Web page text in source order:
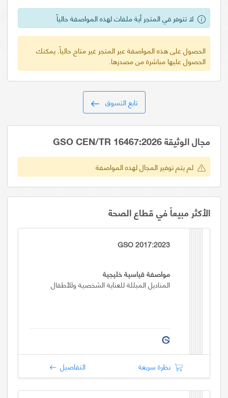
لا تتوفر في المتجر أية ملفات لهذه المواصفة حالياً
الحصول على هذه المواصفة عبر المتجر غير متاح حالياً. يمكنك
الحصول عليها مباشرة من مصدرها.
تابع التسوق
مجال الوثيقة GSO CEN/TR 16467:2026
لم يتم توفير المجال لهذه المواصفة
الأكثر مبيعاً في قطاع الصحة
GSO 2017:2023
مواصفة قياسية خليجية
المناديل المبللة للعناية الشخصية وللأطفال
نظرة سريعة التفاصيل